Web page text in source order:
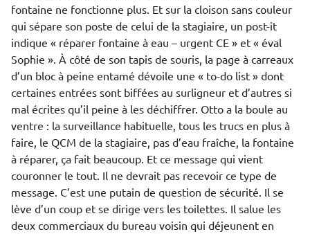
fontaine ne fonctionne plus. Et sur la cloison sans couleur
qui sépare son poste de celui de la stagiaire, un post-it
indique « réparer fontaine à eau – urgent CE » et « éval
Sophie ». À côté de son tapis de souris, la page à carreaux
d’un bloc à peine entamé dévoile une « to-do list » dont
certaines entrées sont biffées au surligneur et d’autres si
mal écrites qu’il peine à les déchiffrer. Otto a la boule au
ventre : la surveillance habituelle, tous les trucs en plus à
faire, le QCM de la stagiaire, pas d’eau fraîche, la fontaine
à réparer, ça fait beaucoup. Et ce message qui vient
couronner le tout. Il ne devrait pas recevoir ce type de
message. C’est une putain de question de sécurité. Il se
lève d’un coup et se dirige vers les toilettes. Il salue les
deux commerciaux du bureau voisin qui déjeunent en